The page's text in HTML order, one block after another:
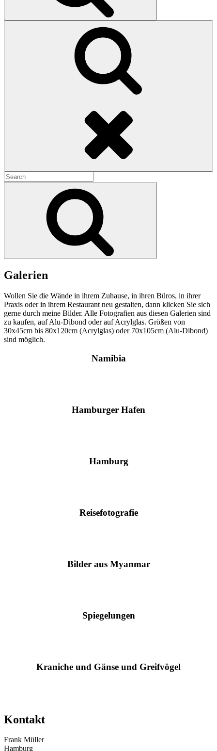
Search
for:
Galerien
Wollen Sie die Wände in ihrem Zuhause, in ihren Büros, in ihrer
Praxis oder in ihrem Restaurant neu gestalten, dann klicken Sie sich
gerne durch meine Bilder. Alle Fotografien aus diesen Galerien sind
zu kaufen, auf Alu-Dibond oder auf Acrylglas. Größen von
30x45cm bis 80x120cm (Acrylglas) oder 70x105cm (Alu-Dibond)
sind möglich.
Namibia
Hamburger Hafen
Hamburg
Reisefotografie
Bilder aus Myanmar
Spiegelungen
Kraniche und Gänse und Greifvögel
Kontakt
Frank Müller
Hamburg